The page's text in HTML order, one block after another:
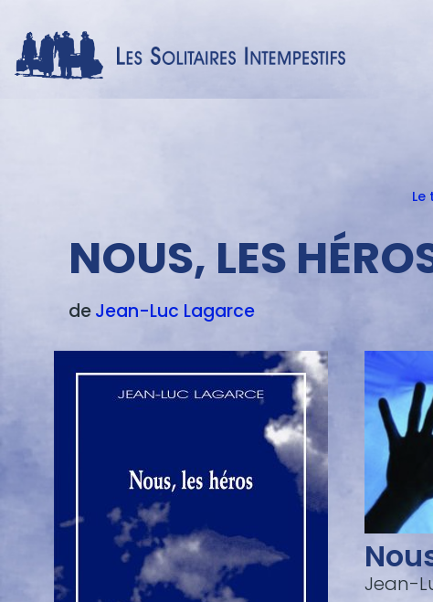
Le
NOUS, LES
deJean-Luc Lagarce
Jean-